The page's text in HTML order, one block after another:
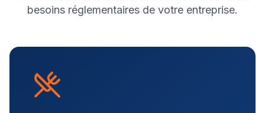
besoins réglementaires de votre entreprise.